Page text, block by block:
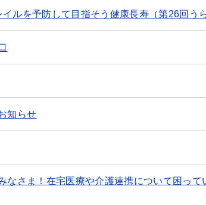
イルを予防して目指そう健康長寿（第26回う
知らせ
なさま！在宅医療や介護連携について困って